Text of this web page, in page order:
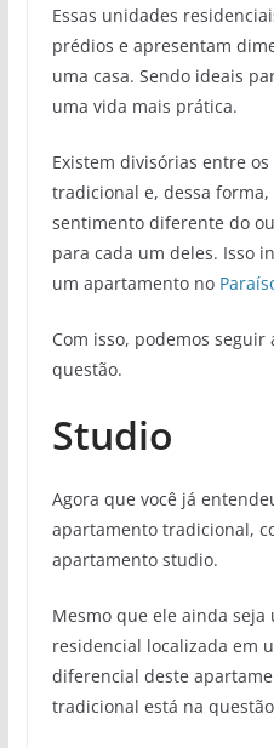
Essas unidades
prédios e apresentam
uma casa. Sendo ideais
uma vida mais prática.
Existem divisórias entre
tradicional e, dessa
sentimento diferente do
para cada um deles. Isso
um apartamento no
Com isso, podemos
questão.
Studio
Agora que você já
apartamento tradicional,
apartamento studio.
Mesmo que ele ainda
residencial localizada em
diferencial deste
tradicional está na